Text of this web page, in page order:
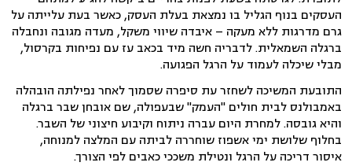
העסקים בנוף הגליל בו נמצאת בעלת העסק, כאשר בעת עלייתה על
גרם מדרגות ללא מעקה – איבדה שיווי משקל, מעדה מגובה ונחבלה
ברגלה השמאלית. לדבריה חשה מיד בכאב עז עם נפיחות בקרסול,
מבלי שיכלה לעמוד על הרגל הפגועה.
התובעת המשיכה לשחזר עת סיפרה שסמוך לאחר נפילתה הובהלה
באמבולנס לבית חולים "העמק" שבעפולה, שם אובחן שבר ברגלה
והיא גובסה. למחרת היום עברה ניתוח וקיבוע חיצוני של השבר.
בחלוף שלושת ימי אשפוז שוחררה לביתה עם המלצה למנוחה,
איסור דריכה על הרגל ונטילת משככי כאבים לפי הצורך.